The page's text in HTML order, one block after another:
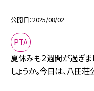
公開日 2025/08/02
PTA
夏休みも２週間が過ぎま
しょうか。今日は、八田荘